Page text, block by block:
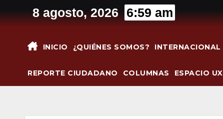
al
8 agosto, 2026 6:59 am
INICIO ¿QUIÉNES SOMOS? INTERNACIONAL
REPORTE CIUDADANO COLUMNAS ESPACIO UX